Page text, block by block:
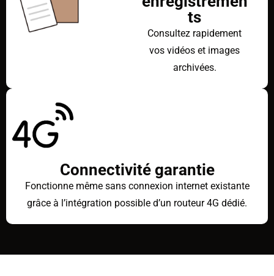
ts
Consultez rapidement
vos vidéos et images
archivées.
Connectivité garantie
Fonctionne même sans connexion internet existante
grâce à l’intégration possible d’un routeur 4G dédié.